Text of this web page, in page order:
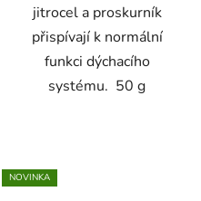
jitrocel a proskurník
přispívají k normální
funkci dýchacího
systému. 50 g
NOVINKA